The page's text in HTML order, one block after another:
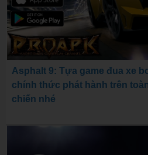
Asphalt 9: Tựa game đua xe
chính thức phát hành trên
chiến nhé